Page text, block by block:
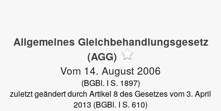
Allgemeines Gleichbehandlungsgesetz
(AGG)
Vom 14. August 2006
(BGBl. I S. 1897)
zuletzt geändert durch Artikel 8 des Gesetzes vom 3. April
2013 (BGBl. I S. 610)